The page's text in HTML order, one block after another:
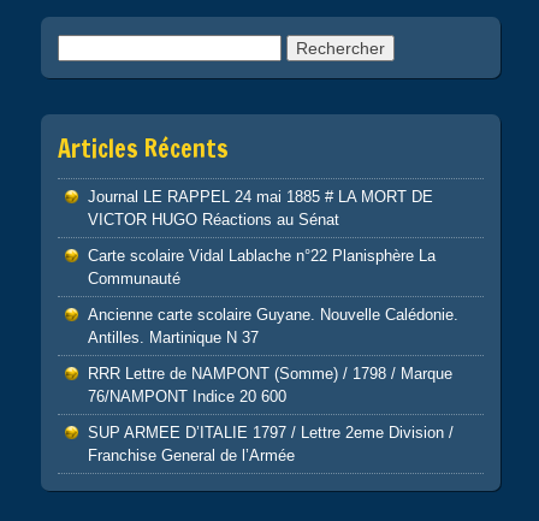
Articles Récents
Journal LE RAPPEL 24 mai 1885 # LA MORT DE
VICTOR HUGO Réactions au Sénat
Carte scolaire Vidal Lablache n°22 Planisphère La
Communauté
Ancienne carte scolaire Guyane. Nouvelle Calédonie.
Antilles. Martinique N 37
RRR Lettre de NAMPONT (Somme) / 1798 / Marque
76/NAMPONT Indice 20 600
SUP ARMEE D’ITALIE 1797 / Lettre 2eme Division /
Franchise General de l’Armée